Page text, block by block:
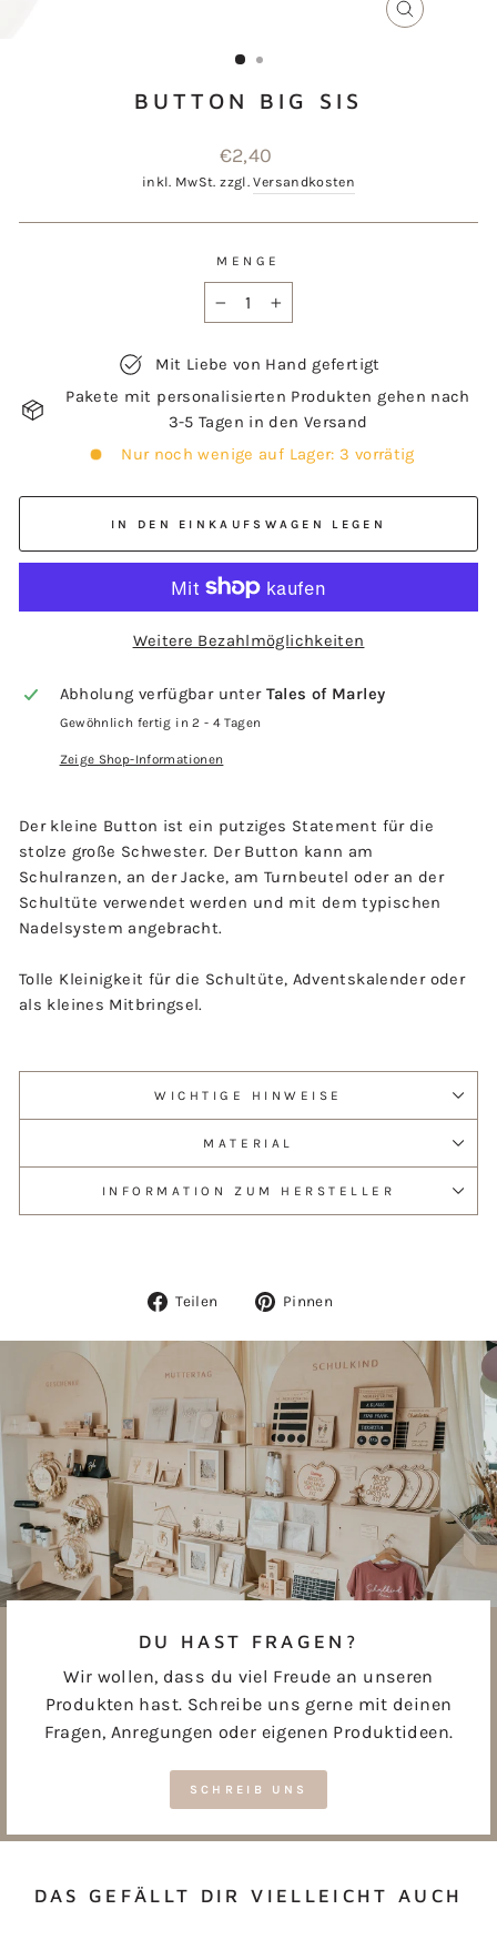
BUTTON BIG SIS
Normaler
Preis
€2,40
inkl. MwSt. zzgl.Versandkosten
MENGE
Mit Liebe von Hand gefertigt
Pakete mit personalisierten Produkten gehen nach
3-5 Tagen in den Versand
Nur noch wenige auf Lager: 3 vorrätig
IN DEN EINKAUFSWAGEN LEGEN
Weitere Bezahlmöglichkeiten
Abholung verfügbar unter Tales of Marley
Gewöhnlich fertig in 2 - 4 Tagen
Zeige Shop-Informationen
Der kleine Button ist ein putziges Statement für die
stolze große Schwester. Der Button kann am
Schulranzen, an der Jacke, am Turnbeutel oder an der
Schultüte verwendet werden und mit dem typischen
Nadelsystem angebracht.
Tolle Kleinigkeit für die Schultüte, Adventskalender oder
als kleines Mitbringsel.
WICHTIGE HINWEISE
MATERIAL
INFORMATION ZUM HERSTELLER
Teilen
Auf
Pinnen
DU HAST FRAGEN?
Wir wollen, dass du viel Freude an unseren
Produkten hast. Schreibe uns gerne mit deinen
Fragen, Anregungen oder eigenen Produktideen.
SCHREIB UNS
DAS GEFÄLLT DIR VIELLEICHT AUCH